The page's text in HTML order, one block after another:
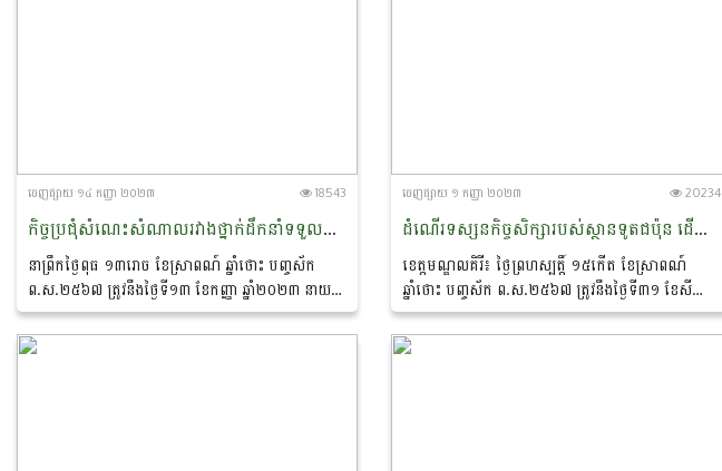
ចេញ​ផ្សាយ​ ១៤ កញ្ញា ២០២៣ 18543
កិច្ចប្រជុំសំណេះសំណាលរវាងថ្នាក់ដឹកនាំទទួលបន្ទុកនាយកដ្ឋាន ជាមួយថ្នាក់ដឹកនាំ និងមន្រ្តីរាជការនៃនាយកដ្ឋានកសិ-ឧស្សាហកម្ម
នាព្រឹកថ្ងៃពុធ ១៣រោច ខែស្រាពណ៍ ឆ្នាំថោះ បញ្ចស័ក
ព.ស.២៥៦៧ ត្រូវនឹងថ្ងៃទី១៣ ខែកញ្ញា ឆ្នាំ២០២៣ នាយក
ដ្ឋានកសិ-ឧស្សាហកម្ម បានរៀបចំកិច្ចប្រជុំសំណេះសំណាល
រវាងថ្នាក់ដឹកនាំទទួលបន្ទុកនាយកដ្ឋាន...
ចេញ​ផ្សាយ​ ១ កញ្ញា ២០២៣ 20234
ដំណើរទស្សនកិច្ចសិក្សារបស់ស្ថានទូតជប៉ុន ដើម្បីចុះពិនិត្យ និងតាមដានសហគមន៍កសិកម្ម ដែលទទួលបានការគាំទ្រគម្រោងគូសាណូណេ
ខេត្តមណ្ឌលគិរី៖ ថ្ងៃព្រហស្បត្តិ៍ ១៥កើត ខែស្រាពណ៍
ឆ្នាំថោះ បញ្ចស័ក ព.ស.២៥៦៧ ត្រូវនឹងថ្ងៃទី៣១ ខែសីហា
ឆ្នាំ២០២៣ ក្រុមការងារនាយកដ្ឋានកសិ-ឧស្សាហកម្ម នៃ
ក្រសួងកសិកម្ម រុក្ខាប្រមាញ់...